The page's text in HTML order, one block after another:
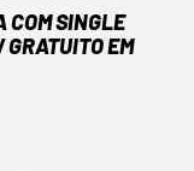
COM SINGLE
GRATUITO EM